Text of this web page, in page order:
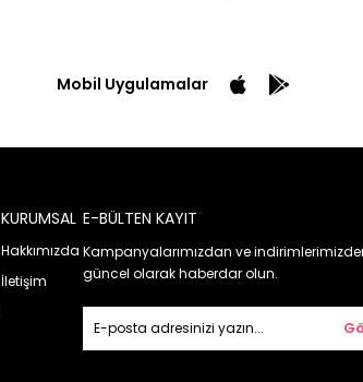
Mobil Uygulamalar
KURUMSAL
Hakkımızda
İletişim
E-BÜLTEN KAYIT
Kampanyalarımızdan ve
güncel olarak haberdar olun.